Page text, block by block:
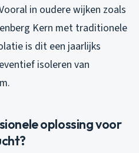
in oudere wijken zoals
Kern met traditionele
is dit een jaarlijks
isoleren van
oplossing voor